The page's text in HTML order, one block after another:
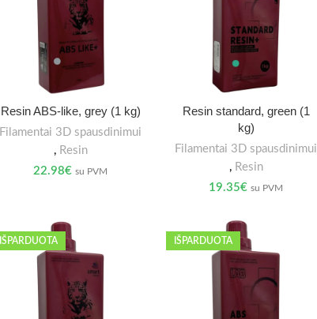
Resin ABS-like, grey (1 kg)
Filamentai 3D spausdinimui
, Resin
22.98€ su PVM
Resin standard, green (1
kg)
Filamentai 3D spausdinimui
, Resin
19.35€ su PVM
IŠPARDUOTA IŠPARDUOTA